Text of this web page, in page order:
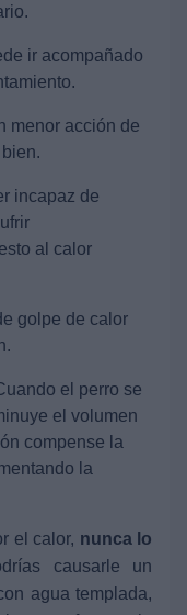
ir acompañado
menor acción de
incapaz de
al calor
golpe de calor
el perro se
el volumen
compense la
la
el calor, nunca lo
causarle un
agua templada,